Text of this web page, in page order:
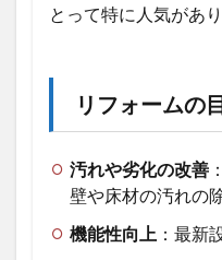
は？
ォー
ムの
目的
1.3
具体
リフ
とって特に人気があり
リフォームの
汚れや劣化の改善
壁や床材の汚れの
機能性向上 ：最新